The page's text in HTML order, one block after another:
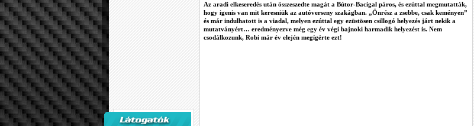
Az aradi elkeseredés után összeszedte magát a Bútor-Bacigal páros, és ezúttal megmutatták,
hogy igenis van mit keresniük az autóverseny szakágban. „Önrész a zsebbe, csak keményen”
és már indulhatott is a viadal, melyen ezúttal egy ezüstösen csillogó helyezés járt nekik a
mutatványért… eredményezve még egy év végi bajnoki harmadik helyezést is. Nem
csodálkozunk, Robi már év elején megígérte ezt!